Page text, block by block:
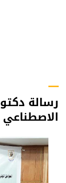
رسالة